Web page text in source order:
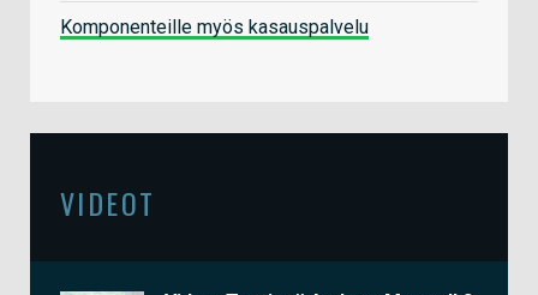
Komponenteille myös kasauspalvelu
VIDEOT